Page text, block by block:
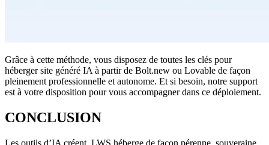
Grâce à cette méthode, vous disposez de toutes les clés pour
héberger site généré IA à partir de Bolt.new ou Lovable de façon
pleinement professionnelle et autonome. Et si besoin, notre support
est à votre disposition pour vous accompagner dans ce déploiement.
CONCLUSION
Les outils d’IA créent, LWS héberge de façon pérenne, souveraine